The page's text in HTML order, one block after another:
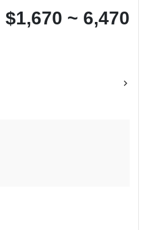
$1,670 ~ 6,470